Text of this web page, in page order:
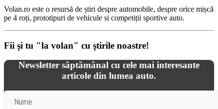
Volan.ro este o resursă de știri despre automobile, despre orice mișcă
pe 4 roți, prototipuri de vehicule si competiții sportive auto.
Fii şi tu "la volan" cu ştirile noastre!
Newsletter săptămânal cu cele mai interesante
articole din lumea auto.